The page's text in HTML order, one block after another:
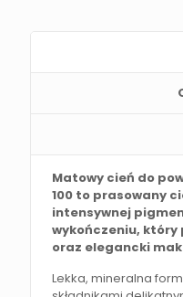
Matowy cień do
100 to prasowany
intensywnej
wykończeniu, który
oraz elegancki
Lekka, mineralna